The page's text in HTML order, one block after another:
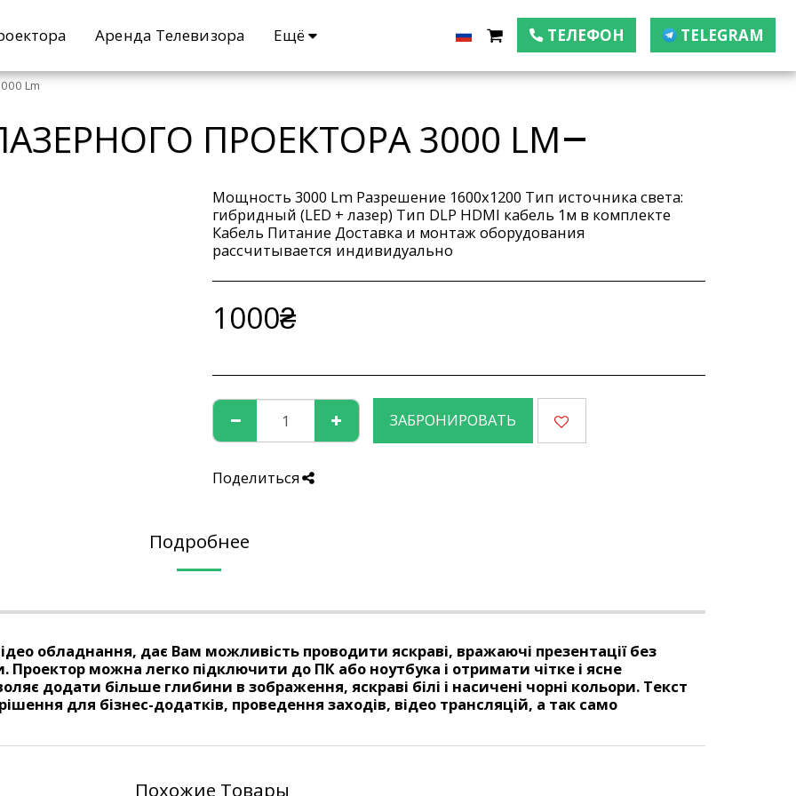
Аренда Телевизора Ещё ТЕЛЕФОН TELEGRAM
Lm
ПРОЕКТОРА 3000 LM
Мощность 3000 Lm Разрешение 1600х1200 Тип источника света:
гибридный (LED + лазер) Тип DLP HDMI кабель 1м в комплекте
Кабель Питание Доставка и монтаж оборудования
рассчитывается индивидуально
1000₴
ЗАБРОНИРОВАТЬ
Поделиться
Подробнее
обладнання, дає Вам можливість проводити яскраві, вражаючі презентації без
можна легко підключити до ПК або ноутбука і отримати чітке і ясне
додати більше глибини в зображення, яскраві білі і насичені чорні кольори. Текст
для бізнес-додатків, проведення заходів, відео трансляцій, а так само
Похожие Товары